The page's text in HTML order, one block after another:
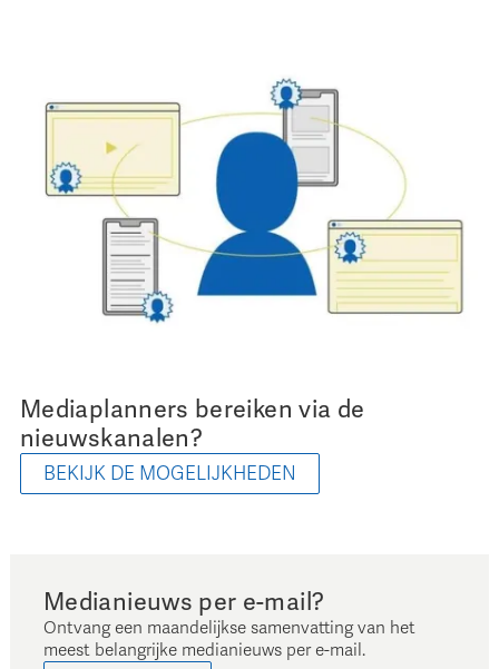
Mediaplanners bereiken via de
nieuwskanalen?
BEKIJK DE MOGELIJKHEDEN
Medianieuws per e-mail?
Ontvang een maandelijkse samenvatting van het
meest belangrijke medianieuws per e-mail.